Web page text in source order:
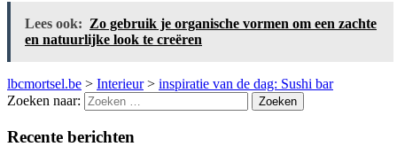
Lees ook: Zo gebruik je organische vormen om een zachte
en natuurlijke look te creëren
lbcmortsel.be > Interieur> inspiratie van de dag: Sushi bar
Zoeken naar:
Recente berichten